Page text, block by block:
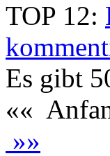
TOP 12:
Es gibt
««
»»